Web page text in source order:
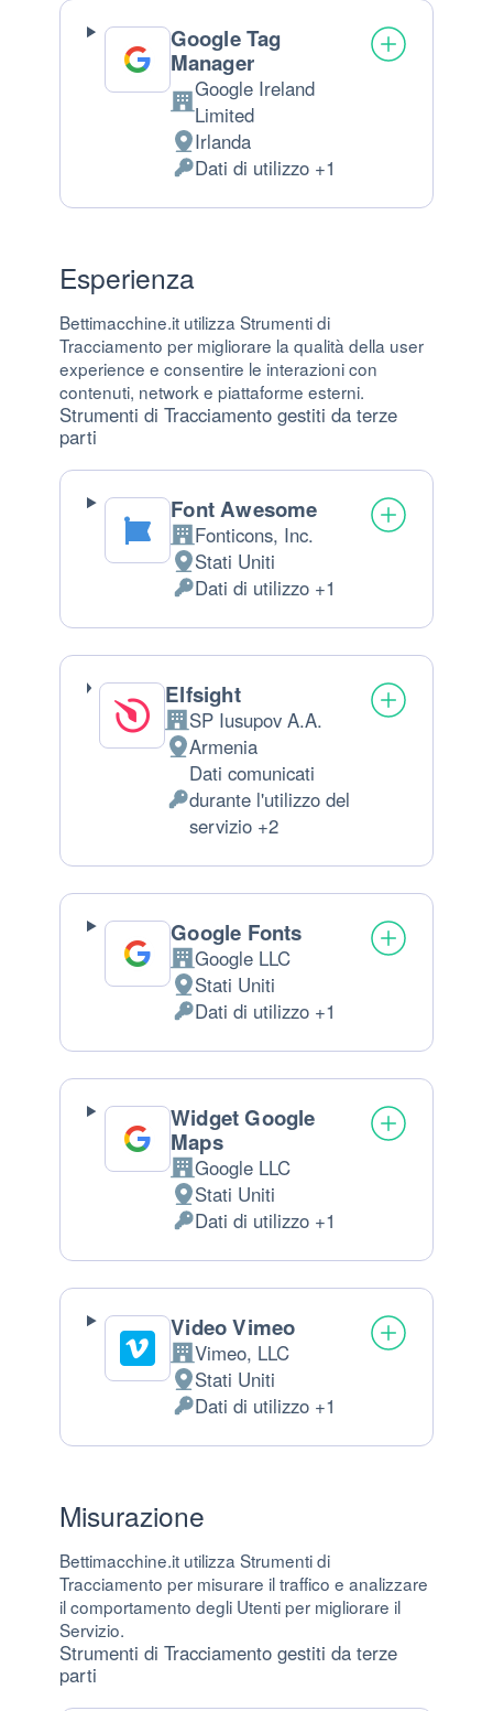
Google Tag
Manager
Azienda:
Google Ireland
Limited
Luogo del trattamento:
Irlanda
Dati Personali trattati:
Dati di utilizzo +1
Esperienza
Bettimacchine.it utilizza Strumenti di
Tracciamento per migliorare la qualità della user
experience e consentire le interazioni con
contenuti, network e piattaforme esterni.
Strumenti di Tracciamento gestiti da terze
parti
Font Awesome
Azienda:
Fonticons, Inc.
Luogo del trattamento:
Stati Uniti
Dati Personali trattati:
Dati di utilizzo +1
Elfsight
Azienda:
SP Iusupov A.A.
Luogo del trattamento:
Armenia
Dati Personali trattati:
Dati comunicati
durante l'utilizzo del
servizio +2
Google Fonts
Azienda:
Google LLC
Luogo del trattamento:
Stati Uniti
Dati Personali trattati:
Dati di utilizzo +1
Widget Google
Maps
Azienda:
Google LLC
Luogo del trattamento:
Stati Uniti
Dati Personali trattati:
Dati di utilizzo +1
Video Vimeo
Azienda:
Vimeo, LLC
Luogo del trattamento:
Stati Uniti
Dati Personali trattati:
Dati di utilizzo +1
Misurazione
Bettimacchine.it utilizza Strumenti di
Tracciamento per misurare il traffico e analizzare
il comportamento degli Utenti per migliorare il
Servizio.
Strumenti di Tracciamento gestiti da terze
parti